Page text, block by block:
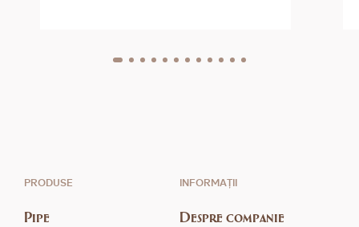
PRODUSE
Pipe
INFORMAȚII
Despre companie